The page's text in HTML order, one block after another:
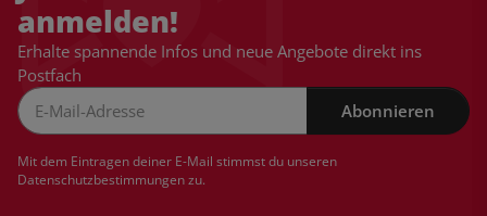
anmelden!
Erhalte spannende Infos und neue Angebote direkt ins
Postfach
Abonnieren
Mit dem Eintragen deiner E-Mail stimmst du unseren
Datenschutzbestimmungenzu.